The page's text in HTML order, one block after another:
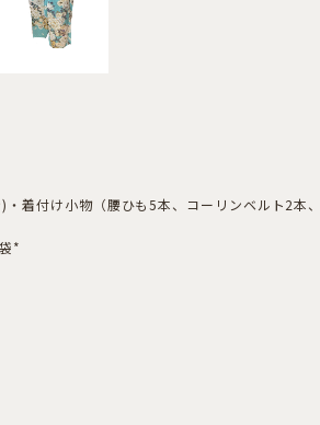
着付け小物（腰ひも5本、コーリンベルト2本
*